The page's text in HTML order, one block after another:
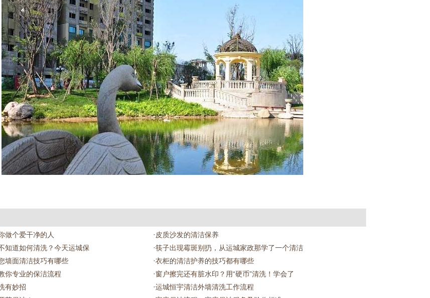
做个爱干净的人 ·皮质沙发的清洁保养
知道如何清洗？今天运城保 ·筷子出现霉斑别扔，从运城家政那学了一个清洁
墙面清洁技巧有哪些 ·衣柜的清洁护养的技巧都有哪些
你专业的保洁流程 ·窗户擦完还有脏水印？用“硬币”清洗！学会了
有妙招 ·运城恒宇清洁外墙清洗工作流程